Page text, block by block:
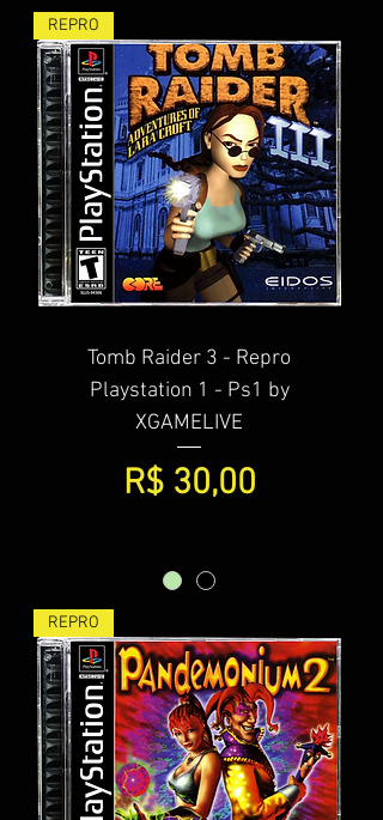
REPRO
Tomb Raider 3 - Repro
Playstation 1 - Ps1 by
XGAMELIVE
Preço
R$ 30,00
REPRO